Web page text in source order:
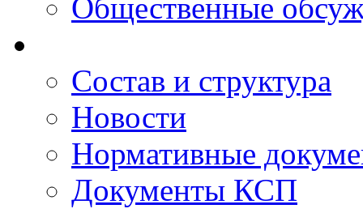
Общественные
Состав и структура
Новости
Нормативные
Документы КСП